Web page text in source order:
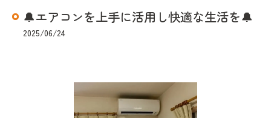
🔔エアコンを上手に活用し快適な生活を🔔
2025/06/24